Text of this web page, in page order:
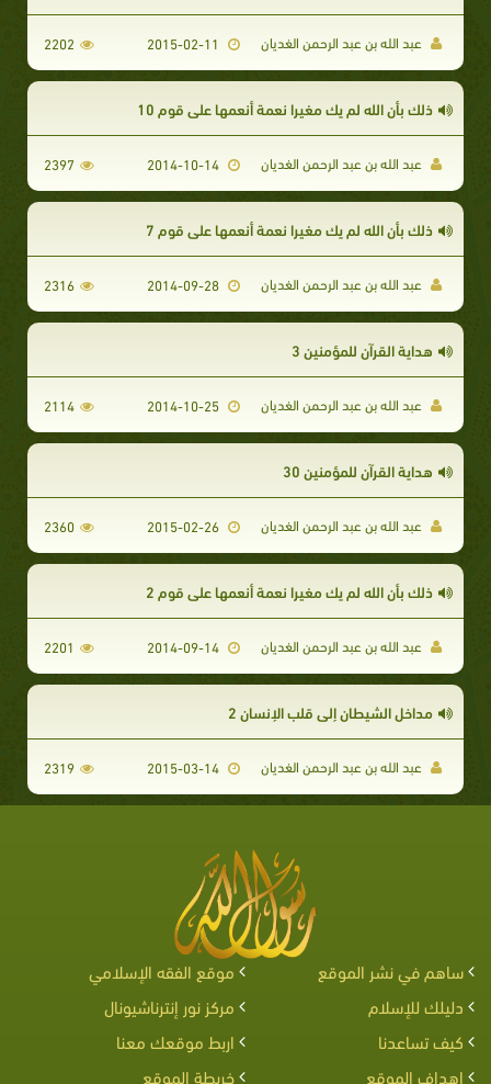
عبد الله بن عبد الرحمن الغديان 2202
ذلك بأن الله لم يك مغيرا نعمة أنعمها على قوم 10
عبد الله بن عبد الرحمن الغديان 2014-10-14
2397
ذلك بأن الله لم يك مغيرا نعمة أنعمها على قوم 7
عبد الله بن عبد الرحمن الغديان 2014-09-28
2316
هداية القرآن للمؤمنين 3
عبد الله بن عبد الرحمن الغديان 2014-10-25
2114
هداية القرآن للمؤمنين 30
عبد الله بن عبد الرحمن الغديان 2015-02-26
2360
ذلك بأن الله لم يك مغيرا نعمة أنعمها على قوم 2
عبد الله بن عبد الرحمن الغديان 2014-09-14
2201
مداخل الشيطان إلى قلب الإنسان 2
عبد الله بن عبد الرحمن الغديان 2015-03-14
2319
ساهم في نشر الموقع
موقع الفقه الإسلامي
دليلك للإسلام
مركز نور إنترناشيونال
كيف تساعدنا
اربط موقعك معنا
اهداف الموقع
خريطة الموقع